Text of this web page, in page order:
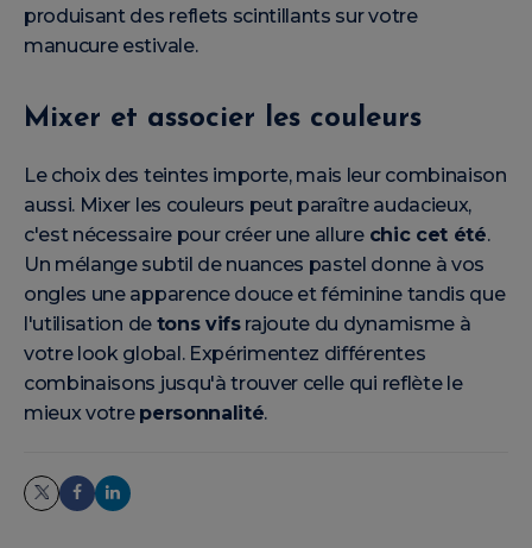
produisant des reflets scintillants sur votre
manucure estivale.
Mixer et associer les couleurs
Le choix des teintes importe, mais leur combinaison
aussi. Mixer les couleurs peut paraître audacieux,
c'est nécessaire pour créer une allure chic cet été.
Un mélange subtil de nuances pastel donne à vos
ongles une apparence douce et féminine tandis que
l'utilisation de tons vifsrajoute du dynamisme à
votre look global. Expérimentez différentes
combinaisons jusqu'à trouver celle qui reflète le
mieux votre personnalité.